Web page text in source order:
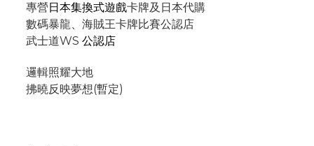
專營日本集換式遊戲卡牌及日本代購
數碼暴龍、海賊王卡牌比賽公認店
武士道WS 公認店
邏輯照耀大地
拂曉反映夢想(暫定)